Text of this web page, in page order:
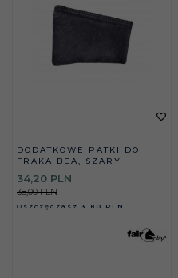
DODATKOWE PATKI DO
FRAKA BEA, SZARY
34,20 PLN
38,00 PLN
Oszczędzasz 3.80 PLN